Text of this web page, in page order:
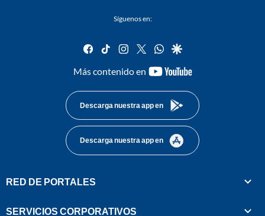
Síguenos en:
facebook
tiktok instagram
twitterwhatsapp
google
Más contenido en
youtube-
Descarga nuestra app en
Descarga nuestra app en
RED DE PORTALES
SERVICIOS CORPORATIVOS